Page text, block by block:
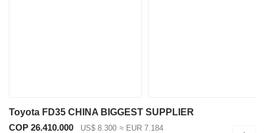
Toyota FD35 CHINA BIGGEST SUPPLIER
COP 26.410.000
US$ 8.300 ≈ EUR 7.184